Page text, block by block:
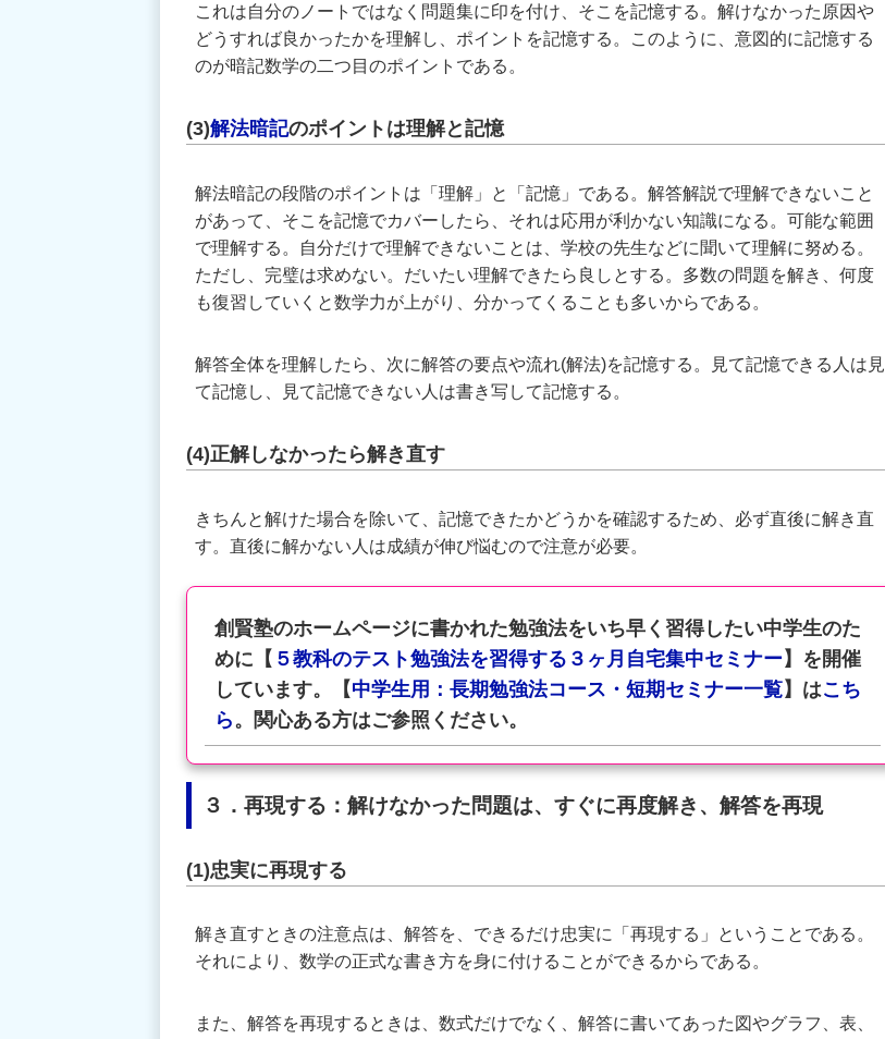
これは自分のノートではなく問題集に印を付け、そこを記憶する。解けなかった原因や
どうすれば良かったかを理解し、ポイントを記憶する。このように、意図的に記憶する
のが暗記数学の二つ目のポイントである。
(3)解法暗記のポイントは理解と記憶
解法暗記の段階のポイントは「理解」と「記憶」である。解答解説で理解できないこと
があって、そこを記憶でカバーしたら、それは応用が利かない知識になる。可能な範囲
で理解する。自分だけで理解できないことは、学校の先生などに聞いて理解に努める。
ただし、完璧は求めない。だいたい理解できたら良しとする。多数の問題を解き、何度
も復習していくと数学力が上がり、分かってくることも多いからである。
解答全体を理解したら、次に解答の要点や流れ(解法)を記憶する。見て記憶できる人は見
て記憶し、見て記憶できない人は書き写して記憶する。
(4)正解しなかったら解き直す
きちんと解けた場合を除いて、記憶できたかどうかを確認するため、必ず直後に解き直
す。直後に解かない人は成績が伸び悩むので注意が必要。
創賢塾のホームページに書かれた勉強法をいち早く習得したい中学生のた
めに【 ５教科のテスト勉強法を習得する３ヶ月自宅集中セミナー】を開催
しています。【中学生用：長期勉強法コース・短期セミナー一覧】はこち
ら。関心ある方はご参照ください。
３．再現する：解けなかった問題は、すぐに再度解き、解答を再現
(1)忠実に再現する
解き直すときの注意点は、解答を、できるだけ忠実に「再現する」ということである。
それにより、数学の正式な書き方を身に付けることができるからである。
また、解答を再現するときは、数式だけでなく、解答に書いてあった図やグラフ、表、